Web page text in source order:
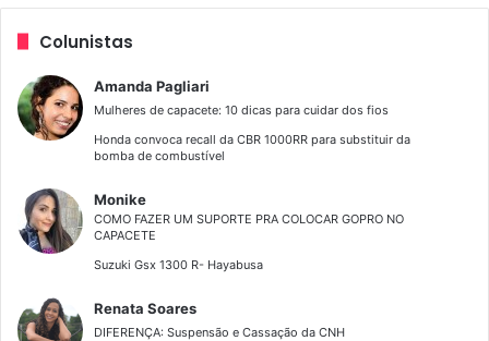
Colunistas
Amanda Pagliari
Mulheres de capacete: 10 dicas para cuidar dos fios
Honda convoca recall da CBR 1000RR para substituir da
bomba de combustível
Monike
COMO FAZER UM SUPORTE PRA COLOCAR GOPRO NO
CAPACETE
Suzuki Gsx 1300 R- Hayabusa
Renata Soares
DIFERENÇA: Suspensão e Cassação da CNH